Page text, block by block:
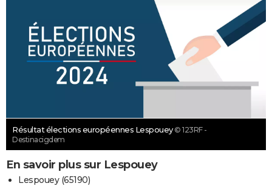
Résultat élections européennes Lespouey © 123RF -
Destinacigdem
En savoir plus sur Lespouey
Lespouey (65190)